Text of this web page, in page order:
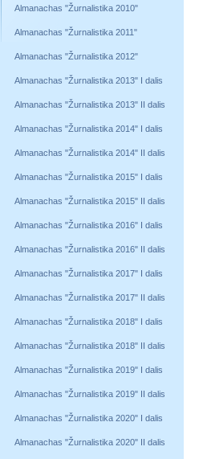
Almanachas "Žurnalistika 2010"
Almanachas "Žurnalistika 2011"
Almanachas "Žurnalistika 2012"
Almanachas "Žurnalistika 2013" I dalis
Almanachas "Žurnalistika 2013" II dalis
Almanachas "Žurnalistika 2014" I dalis
Almanachas "Žurnalistika 2014" II dalis
Almanachas "Žurnalistika 2015" I dalis
Almanachas "Žurnalistika 2015" II dalis
Almanachas "Žurnalistika 2016" I dalis
Almanachas "Žurnalistika 2016" II dalis
Almanachas "Žurnalistika 2017" I dalis
Almanachas "Žurnalistika 2017" II dalis
Almanachas "Žurnalistika 2018" I dalis
Almanachas "Žurnalistika 2018" II dalis
Almanachas "Žurnalistika 2019" I dalis
Almanachas "Žurnalistika 2019" II dalis
Almanachas "Žurnalistika 2020" I dalis
Almanachas "Žurnalistika 2020" II dalis